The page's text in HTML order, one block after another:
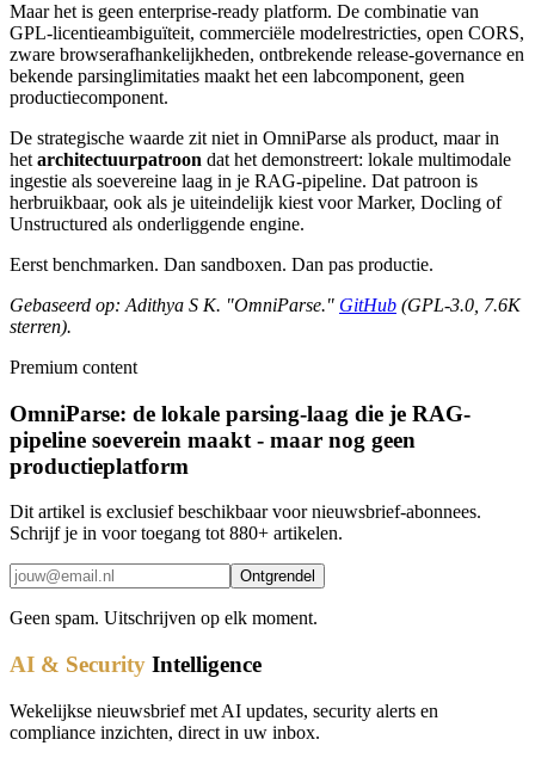
Maar het is geen enterprise-ready platform. De combinatie van
GPL-licentieambiguïteit, commerciële modelrestricties, open CORS,
zware browserafhankelijkheden, ontbrekende release-governance en
bekende parsinglimitaties maakt het een labcomponent, geen
productiecomponent.
De strategische waarde zit niet in OmniParse als product, maar in
het architectuurpatroon dat het demonstreert: lokale multimodale
ingestie als soevereine laag in je RAG-pipeline. Dat patroon is
herbruikbaar, ook als je uiteindelijk kiest voor Marker, Docling of
Unstructured als onderliggende engine.
Eerst benchmarken. Dan sandboxen. Dan pas productie.
Gebaseerd op: Adithya S K. "OmniParse." GitHub (GPL-3.0, 7.6K
sterren).
Premium content
OmniParse: de lokale parsing-laag die je RAG-
pipeline soeverein maakt - maar nog geen
productieplatform
Dit artikel is exclusief beschikbaar voor nieuwsbrief-abonnees.
Schrijf je in voor toegang tot 880+ artikelen.
Ontgrendel
Geen spam. Uitschrijven op elk moment.
AI & Security Intelligence
Wekelijkse nieuwsbrief met AI updates, security alerts en
compliance inzichten, direct in uw inbox.